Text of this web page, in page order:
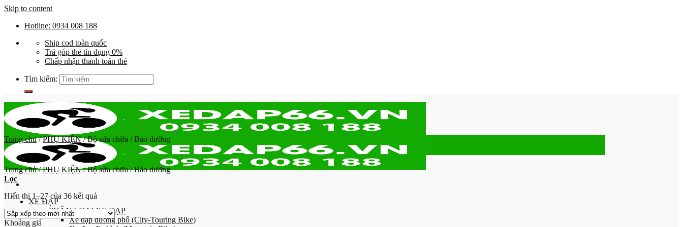
Skip to content
Hotline: 0934 008 188
Ship cod toàn quốc
Trả góp thẻ tín dụng 0%
Chấp nhận thanh toán thẻ
Tìm kiếm:
XE ĐẠP
PHÂN LOẠI XE ĐẠP
Xe đạp đường phố (City-Touring Bike)
Trang chủ / PHỤ KIỆN /Bộ sửa chữa / Bảo dưỡng
Trang chủ / PHỤ KIỆN /Bộ sửa chữa / Bảo dưỡng
Lọc
Hiển thị 1–27 của 36 kết quả
Khoảng giá